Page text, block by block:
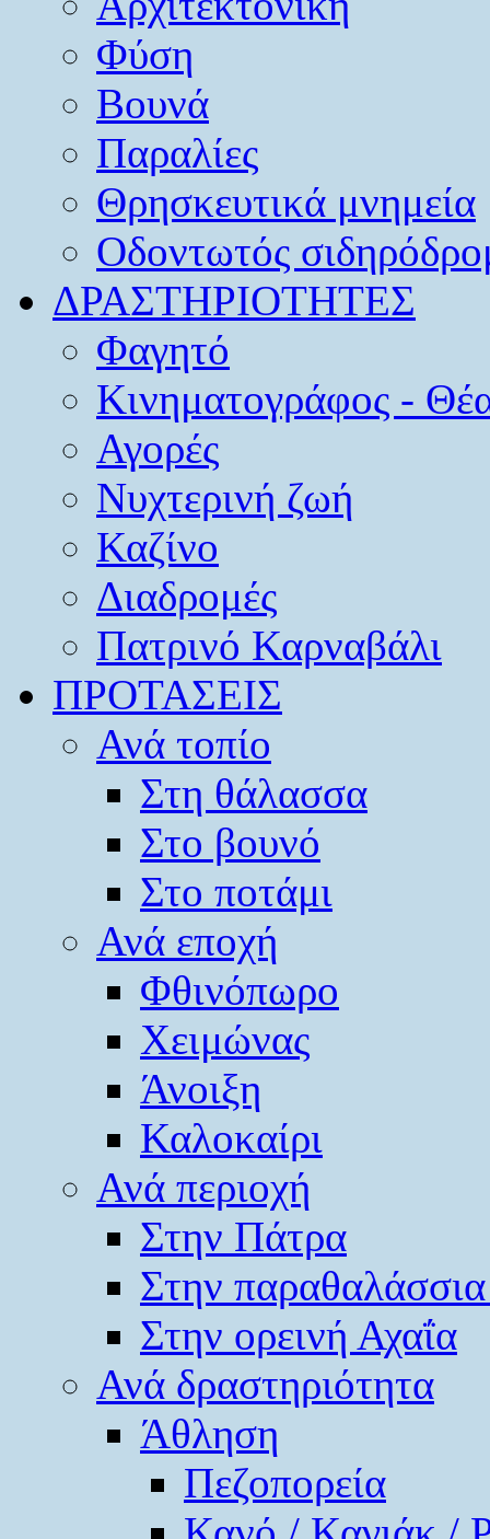
Φύση
Βουνά
Παραλίες
Θρησκευτικά μνημεία
Οδοντωτός
ΔΡΑΣΤΗΡΙΟΤΗΤΕΣ
Φαγητό
Κινηματογράφος -
Αγορές
Νυχτερινή ζωή
Καζίνο
Διαδρομές
Πατρινό Καρναβάλι
ΠΡΟΤΑΣΕΙΣ
Ανά τοπίο
Στη θάλασσα
Στο βουνό
Στο ποτάμι
Ανά εποχή
Φθινόπωρο
Χειμώνας
Άνοιξη
Καλοκαίρι
Ανά περιοχή
Στην Πάτρα
Στην
Στην ορεινή Αχαΐα
Ανά δραστηριότητα
Άθληση
Πεζοπορεία